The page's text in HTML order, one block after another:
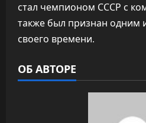
стал чемпионом СССР с
также был признан одним
своего времени.
ОБ АВТОРЕ